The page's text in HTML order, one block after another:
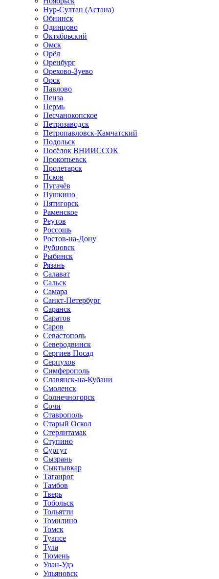
Нур-Султан (Астана)
Обнинск
Одинцово
Октябрьский
Омск
Орёл
Оренбург
Орехово-Зуево
Орск
Павлово
Пенза
Пермь
Песчанокопское
Петрозаводск
Петропавловск-Камчатский
Подольск
Посёлок ВНИИССОК
Прокопьевск
Пролетарск
Псков
Пугачёв
Пушкино
Пятигорск
Раменское
Реутов
Россошь
Ростов-на-Дону
Рубцовск
Рыбинск
Рязань
Салават
Сальск
Самара
Санкт-Петербург
Саранск
Саратов
Саров
Севастополь
Северодвинск
Сергиев Посад
Серпухов
Симферополь
Славянск-на-Кубани
Смоленск
Солнечногорск
Сочи
Ставрополь
Старый Оскол
Стерлитамак
Ступино
Сургут
Сызрань
Сыктывкар
Таганрог
Тамбов
Тверь
Тобольск
Тольятти
Томилино
Томск
Туапсе
Тула
Тюмень
Улан-Удэ
Ульяновск